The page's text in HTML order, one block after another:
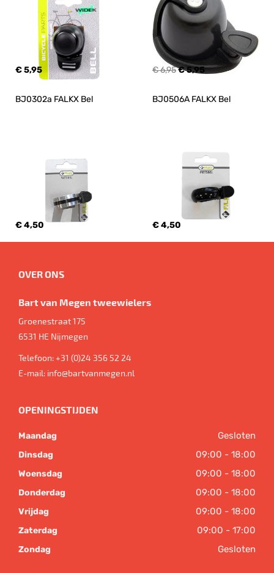
€ 5,95 € 6,95€ 5,95
BJ0302a FALKX Bel
€ 4,50
BJ0506A FALKX Bel
€ 4,50
OVER ONS
Bart van Megen tweewielers
Groenestraat 175
6531 HE Nijmegen
Telefoon:+31 (0)24 356 52 24
E-mail: info@bartvanmegen.nl
OPENINGSTIJDEN
Maandag Gesloten
Dinsdag 09:00 - 18:00
Woensdag 09:00 - 18:00
Donderdag 09:00 - 18:00
Vrijdag 09:00 - 18:00
Zaterdag 09:00 - 17:00
Zondag Gesloten